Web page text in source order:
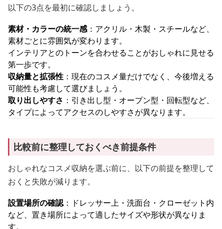
以下の3点を最初に確認しましょう。
素材・カラーの統一感：アクリル・木製・スチールなど、
素材ごとに雰囲気が変わります。
インテリアとのトーンを合わせることがおしゃれに見せる
第一歩です。
収納量と拡張性 ：現在のコスメ量だけでなく、今後増える
可能性も考慮して選びましょう。
取り出しやすさ ：引き出し型・オープン型・回転型など、
タイプによってアクセスのしやすさが異なります。
比較前に整理しておくべき前提条件
おしゃれなコスメ収納を選ぶ前に、以下の前提を整理して
おくと失敗が減ります。
設置場所の確認：ドレッサー上・洗面台・クローゼット内
など、置き場所によって適したサイズや形状が異なりま
す。